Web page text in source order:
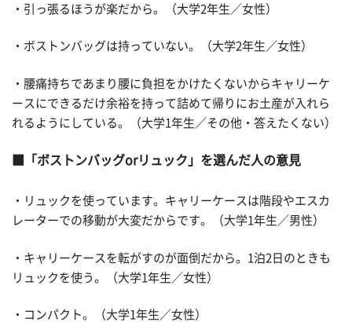
・引っ張るほうが楽だから。（大学2年生／女性）
・ボストンバッグは持っていない。（大学2年生／女性）
・腰痛持ちであまり腰に負担をかけたくないからキャリーケ
ースにできるだけ余裕を持って詰めて帰りにお土産が入れら
れるようにしている。（大学1年生／その他・答えたくない）
「ボストンバッグorリュック」を選んだ人の意見
・リュックを使っています。キャリーケースは階段やエスカ
レーターでの移動が大変だからです。（大学1年生／男性）
・キャリーケースを転がすのが面倒だから。1泊2日のときも
リュックを使う。（大学1年生／女性）
・コンパクト。（大学1年生／女性）